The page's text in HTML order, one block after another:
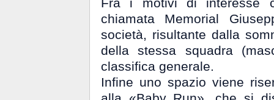
Fra i motivi di interesse
chiamata Memorial
società, risultante dalla
della stessa squadra
classifica generale.
Infine uno spazio viene